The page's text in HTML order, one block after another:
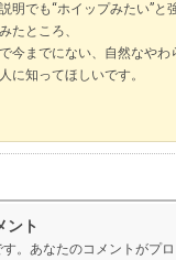
明でも“ホイップみたい”
たところ、
今までにない、自然なや
に知ってほしいです。
ント
。あなたのコメントがプ